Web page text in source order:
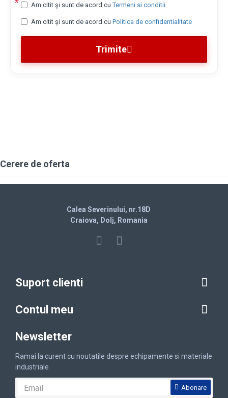
Am citit şi sunt de acord cu Termeni si conditii
Am citit şi sunt de acord cu Politica de confidentialitate
Trimite
Cerere de oferta
Calea Severinului, nr.18D
Craiova, Dolj, Romania
Suport clienti
Contul meu
Newsletter
Ramai la curent cu noutatile despre echipamente si materiale
industriale
Abonare